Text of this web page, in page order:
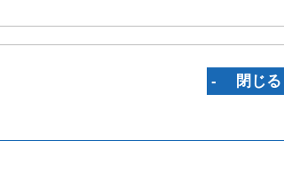
‐ 閉じる